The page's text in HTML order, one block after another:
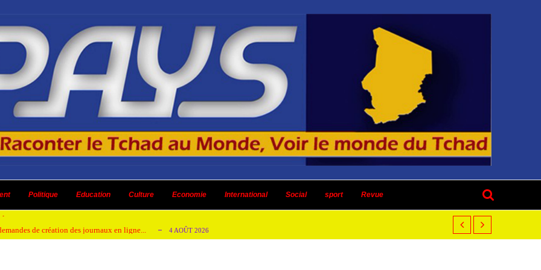
Politique Education Culture Economie International Social sport Revue
AOÛT 2026
honorer son ancien leader 2 AOÛT 2026
de création des journaux en ligne... 4 AOÛT 2026